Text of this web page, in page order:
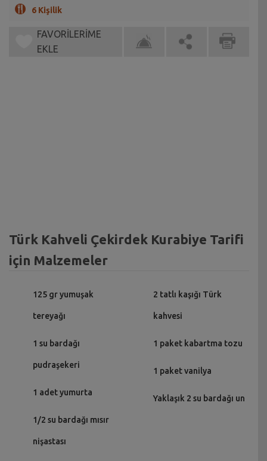
6 Kişilik
FAVORİLERİME
EKLE
Türk Kahveli Çekirdek Kurabiye Tarifi
için Malzemeler
125 gr yumuşak
tereyağı
1 su bardağı
pudraşekeri
1 adet yumurta
1/2 su bardağı mısır
nişastası
2 tatlı kaşığı Türk
kahvesi
1 paket kabartma tozu
1 paket vanilya
Yaklaşık 2 su bardağı un